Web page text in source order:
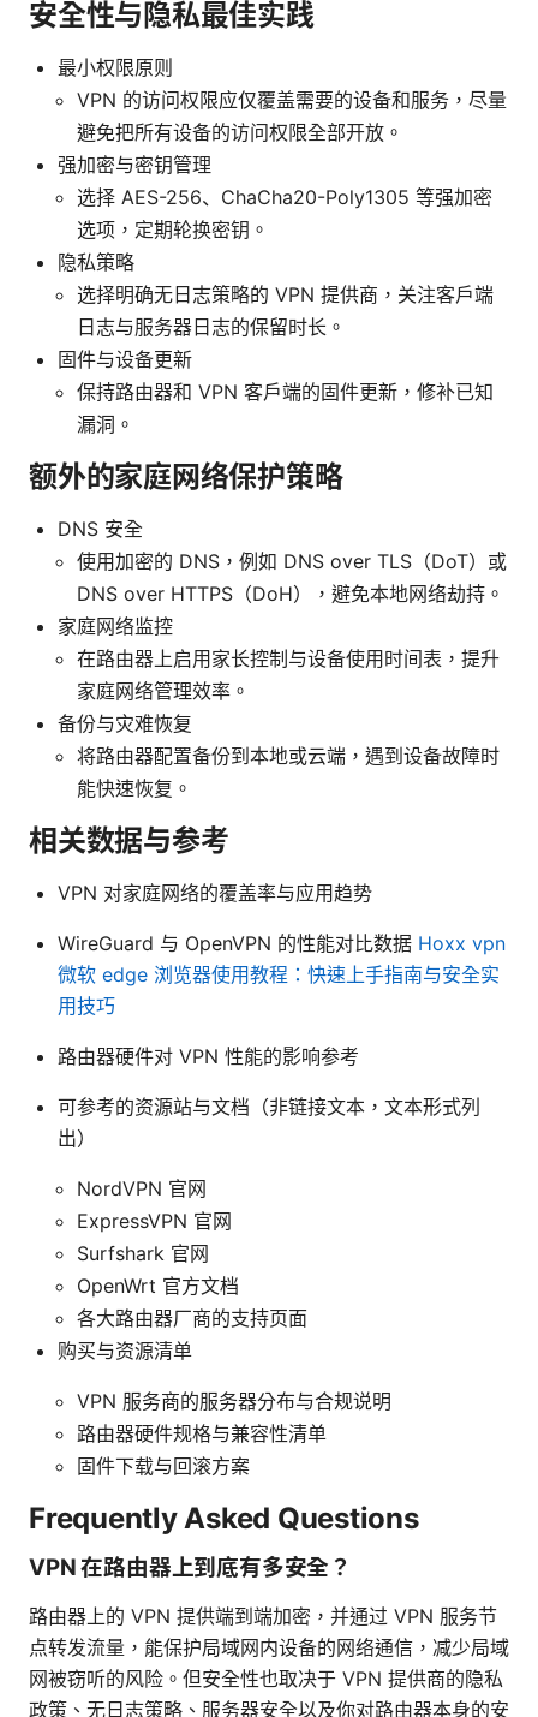
安全性与隐私最佳实践
最小权限原则
VPN 的访问权限应仅覆盖需要的设备和服务，尽量
避免把所有设备的访问权限全部开放。
强加密与密钥管理
选择 AES-256、ChaCha20-Poly1305 等强加密
选项，定期轮换密钥。
隐私策略
选择明确无日志策略的 VPN 提供商，关注客户端
日志与服务器日志的保留时长。
固件与设备更新
保持路由器和 VPN 客户端的固件更新，修补已知
漏洞。
额外的家庭网络保护策略
DNS 安全
使用加密的 DNS，例如 DNS over TLS（DoT）或
DNS over HTTPS（DoH），避免本地网络劫持。
家庭网络监控
在路由器上启用家长控制与设备使用时间表，提升
家庭网络管理效率。
备份与灾难恢复
将路由器配置备份到本地或云端，遇到设备故障时
能快速恢复。
相关数据与参考
VPN 对家庭网络的覆盖率与应用趋势
WireGuard 与 OpenVPN 的性能对比数据 Hoxx vpn
微软 edge 浏览器使用教程：快速上手指南与安全实
用技巧
路由器硬件对 VPN 性能的影响参考
可参考的资源站与文档（非链接文本，文本形式列
出）
NordVPN 官网
ExpressVPN 官网
Surfshark 官网
OpenWrt 官方文档
各大路由器厂商的支持页面
购买与资源清单
VPN 服务商的服务器分布与合规说明
路由器硬件规格与兼容性清单
固件下载与回滚方案
Frequently Asked Questions
VPN 在路由器上到底有多安全？
路由器上的 VPN 提供端到端加密，并通过 VPN 服务节
点转发流量，能保护局域网内设备的网络通信，减少局域
网被窃听的风险。但安全性也取决于 VPN 提供商的隐私
政策、无日志策略、服务器安全以及你对路由器本身的安